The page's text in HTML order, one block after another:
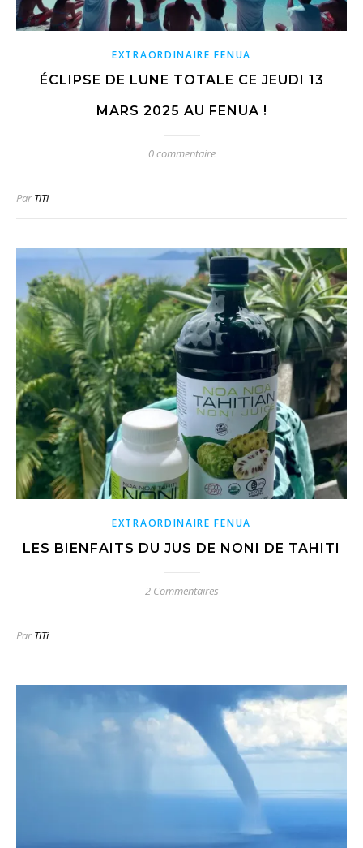
EXTRAORDINAIRE FENUA
ÉCLIPSE DE LUNE TOTALE CE JEUDI 13
MARS 2025 AU FENUA !
0 commentaire
ParTiTi
EXTRAORDINAIRE FENUA
LES BIENFAITS DU JUS DE NONI DE TAHITI
2 Commentaires
ParTiTi